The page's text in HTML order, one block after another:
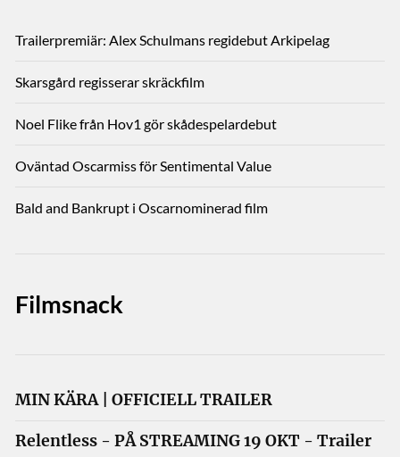
Trailerpremiär: Alex Schulmans regidebut Arkipelag
Skarsgård regisserar skräckfilm
Noel Flike från Hov1 gör skådespelardebut
Oväntad Oscarmiss för Sentimental Value
Bald and Bankrupt i Oscarnominerad film
Filmsnack
MIN KÄRA | OFFICIELL TRAILER
Relentless - PÅ STREAMING 19 OKT - Trailer